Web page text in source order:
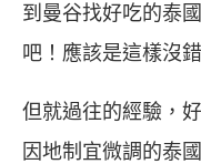
到曼谷找好吃的泰
吧！應該是這樣沒錯
但就過往的經驗，
因地制宜微調的泰